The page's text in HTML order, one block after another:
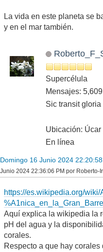
La vida en este planeta se
y en el mar también.
Supercélula
Mensajes: 5,609
Sic transit gloria
Ubicación: Úcar
En línea
Domingo 16 Junio 2024
Junio 2024 22:36:06 PM por Roberto-
https://es.wikipedia.org/
Aquí explica la wikipedia la
pH del agua y la
corales.
Respecto a que hay